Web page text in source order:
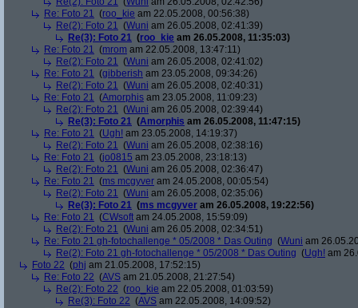
Re: Foto 21 (roo_kie am 22.05.2008, 00:56:38)
Re(2): Foto 21 (Wuni am 26.05.2008, 02:41:39)
Re(3): Foto 21 (roo_kie am 26.05.2008, 11:35:03)
Re: Foto 21 (mrom am 22.05.2008, 13:47:11)
Re(2): Foto 21 (Wuni am 26.05.2008, 02:41:02)
Re: Foto 21 (gibberish am 23.05.2008, 09:34:26)
Re(2): Foto 21 (Wuni am 26.05.2008, 02:40:31)
Re: Foto 21 (Amorphis am 23.05.2008, 11:09:23)
Re(2): Foto 21 (Wuni am 26.05.2008, 02:39:44)
Re(3): Foto 21 (Amorphis am 26.05.2008, 11:47:15)
Re: Foto 21 (Ugh! am 23.05.2008, 14:19:37)
Re(2): Foto 21 (Wuni am 26.05.2008, 02:38:16)
Re: Foto 21 (jo0815 am 23.05.2008, 23:18:13)
Re(2): Foto 21 (Wuni am 26.05.2008, 02:36:47)
Re: Foto 21 (ms mcgyver am 24.05.2008, 00:05:54)
Re(2): Foto 21 (Wuni am 26.05.2008, 02:35:06)
Re(3): Foto 21 (ms mcgyver am 26.05.2008, 19:22:56)
Re: Foto 21 (CWsoft am 24.05.2008, 15:59:09)
Re(2): Foto 21 (Wuni am 26.05.2008, 02:34:51)
Re: Foto 21 gh-fotochallenge * 05/2008 * Das Outing (Wuni am
Re(2): Foto 21 gh-fotochallenge * 05/2008 * Das Outing (Ugh! am
Foto 22 (phj am 21.05.2008, 17:52:15)
Re: Foto 22 (AVS am 21.05.2008, 21:27:54)
Re(2): Foto 22 (roo_kie am 22.05.2008, 01:03:59)
Re(3): Foto 22 (AVS am 22.05.2008, 14:09:52)